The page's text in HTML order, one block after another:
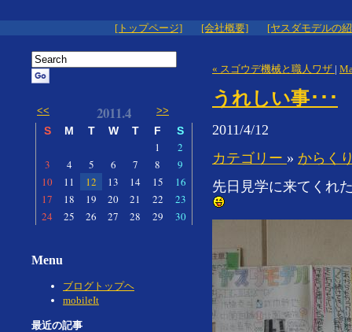
[トップページ] [会社概要] [ヤスダモデルの
« スゴウデ機械と職人ワザ |
うれしい事･･･
2011/4/12
カテゴリー » からく
先日見学に来てくれ
<< 2011.4 >>
S M T W T F S
1
2
3
4 5 6 7 8
9
10
11 12 13 14 15
16
17
18 19 20 21 22
23
24
25 26 27 28 29 30
Menu
ブログトップヘ
mobileIt
最近の記事